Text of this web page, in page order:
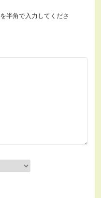
を半角で入力してくださ